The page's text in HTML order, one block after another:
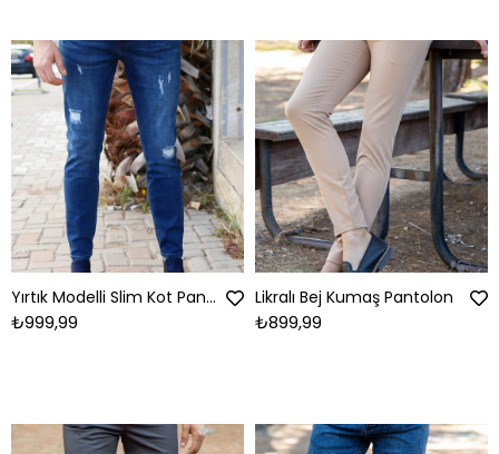
Yırtık Modelli Slim Kot Pantolon
₺999,99
Likralı Bej Kumaş Pantolon
₺899,99